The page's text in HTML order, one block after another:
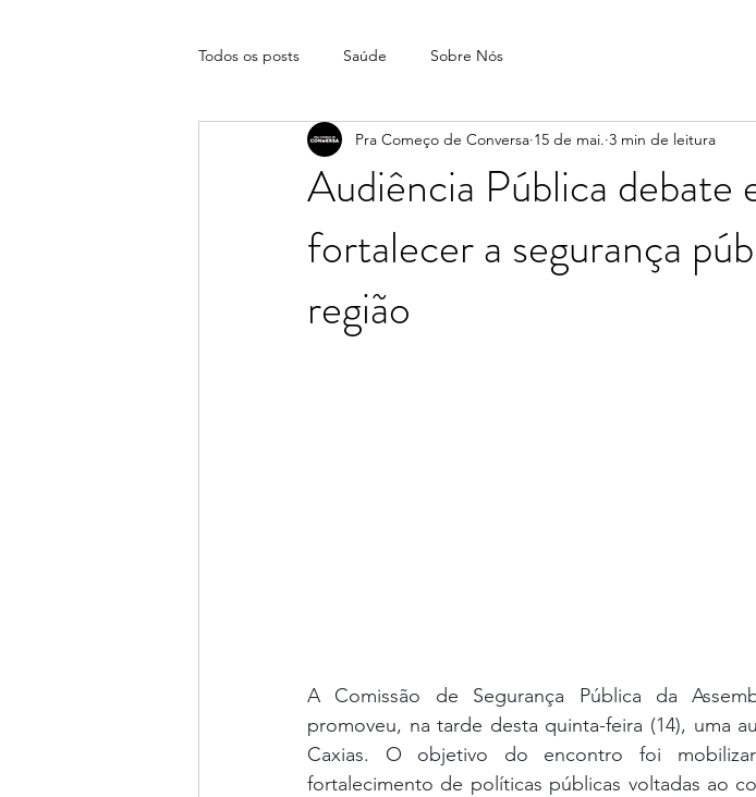
Todos os posts Saúde Sobre Nós
Audiência Pública debate
fortalecer a segurança
região
Pra Começo de Conversa 15 de mai. 3 min de leitura
A Comissão de Segurança Pública da
promoveu, na tarde desta quinta-feira (14), uma
Caxias. O objetivo do encontro foi
fortalecimento de políticas públicas voltadas ao